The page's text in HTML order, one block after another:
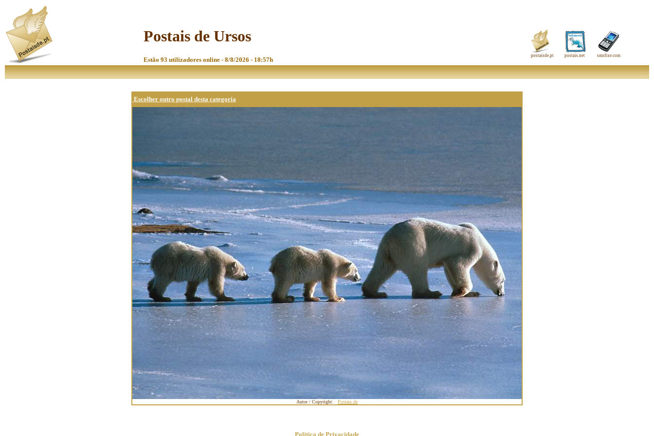
Postais de Ursos
Estão 93 utilizadores online - 8/8/2026 - 18:57h
postaisde.pt postais.net smsfixe.com
Escolher outro postal desta categoria
Autor / Copyright: Postais.de
Política de Privacidade